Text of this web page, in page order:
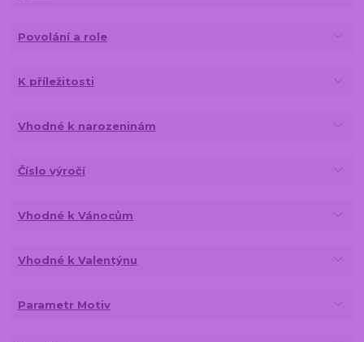
Povolání a role
K příležitosti
Vhodné k narozeninám
Číslo výročí
Vhodné k Vánocům
Vhodné k Valentýnu
Parametr Motiv